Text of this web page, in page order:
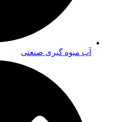
آب میوه گیری صنعتی